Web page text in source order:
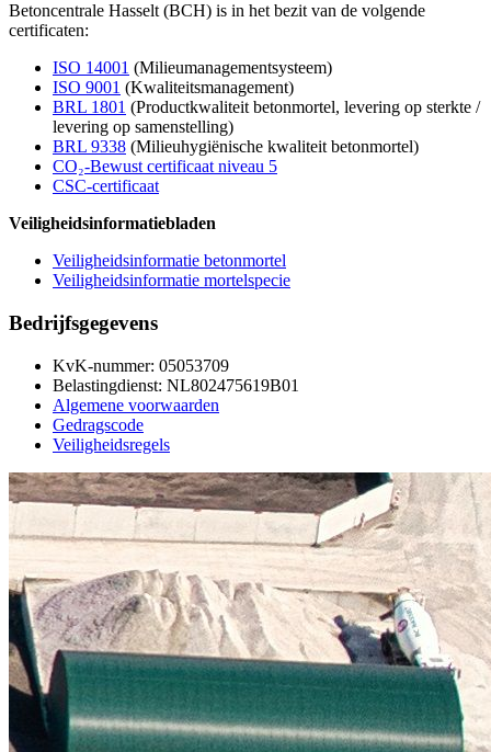
Betoncentrale Hasselt (BCH) is in het bezit van de volgende
certificaten:
ISO 14001 (Milieumanagementsysteem)
ISO 9001 (Kwaliteitsmanagement)
BRL 1801 (Productkwaliteit betonmortel, levering op sterkte /
levering op samenstelling)
BRL 9338 (Milieuhygiënische kwaliteit betonmortel)
CO₂-Bewust certificaat niveau 5
CSC-certificaat
Veiligheidsinformatiebladen
Veiligheidsinformatie betonmortel
Veiligheidsinformatie mortelspecie
Bedrijfsgegevens
KvK-nummer: 05053709
Belastingdienst: NL802475619B01
Algemene voorwaarden
Gedragscode
Veiligheidsregels